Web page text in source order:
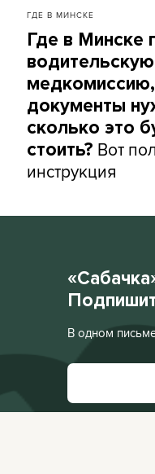
ГДЕ В МИНСКЕ
Где в Минске
водительскую
документы
сколько это
стоить? Вот
инструкция
В одном